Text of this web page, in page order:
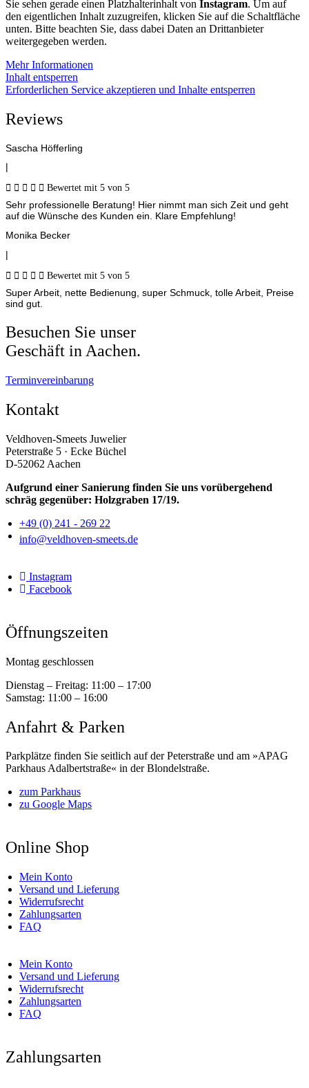
Sie sehen gerade einen Platzhalterinhalt von Instagram. Um auf
den eigentlichen Inhalt zuzugreifen, klicken Sie auf die Schaltfläche
unten. Bitte beachten Sie, dass dabei Daten an Drittanbieter
weitergegeben werden.
Mehr Informationen
Inhalt entsperren
Erforderlichen Service akzeptieren und Inhalte entsperren
Reviews
Sascha Höfferling
|
     Bewertet mit 5 von 5
Sehr professionelle Beratung! Hier nimmt man sich Zeit und geht
auf die Wünsche des Kunden ein. Klare Empfehlung!
Monika Becker
|
     Bewertet mit 5 von 5
Super Arbeit, nette Bedienung, super Schmuck, tolle Arbeit, Preise
sind gut.
Besuchen Sie unser
Geschäft in Aachen.
Terminvereinbarung
Kontakt
Veldhoven-Smeets Juwelier
Peterstraße 5 · Ecke Büchel
D-52062 Aachen
Aufgrund einer Sanierung finden Sie uns vorübergehend
schräg gegenüber: Holzgraben 17/19.
+49 (0) 241 - 269 22
info@veldhoven-smeets.de
Instagram
Facebook
Öffnungszeiten
Montag geschlossen
Dienstag – Freitag: 11:00 – 17:00
Samstag: 11:00 – 16:00
Anfahrt & Parken
Parkplätze finden Sie seitlich auf der Peterstraße und am »APAG
Parkhaus Adalbertstraße« in der Blondelstraße.
zum Parkhaus
zu Google Maps
Online Shop
Mein Konto
Versand und Lieferung
Widerrufsrecht
Zahlungsarten
FAQ
Mein Konto
Versand und Lieferung
Widerrufsrecht
Zahlungsarten
FAQ
Zahlungsarten